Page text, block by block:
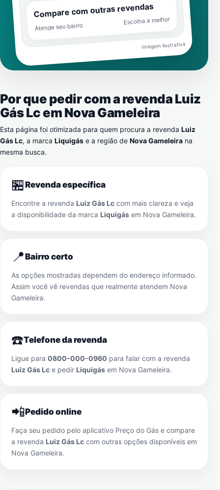
Compare com outras revendas
Atende seu bairro
Escolha a melhor
Imagem ilustrativa
Por que pedir com a revenda Luiz
Gás Lc emNova Gameleira
Esta página foi otimizada para quem procura a revenda Luiz
Gás Lc, a marca Liquigás e a região de Nova Gameleira na
mesma busca.
🏪Revenda específica
Encontre a revenda Luiz Gás Lc com mais clareza e veja
a disponibilidade da marca Liquigás em Nova Gameleira.
📍Bairro certo
As opções mostradas dependem do endereço informado.
Assim você vê revendas que realmente atendem Nova
Gameleira.
☎️Telefone da revenda
Ligue para 0800-000-0960 para falar com a revenda
Luiz Gás Lc e pedir Liquigás em Nova Gameleira.
📲Pedido online
Faça seu pedido pelo aplicativo Preço do Gás e compare
a revenda Luiz Gás Lc com outras opções disponíveis em
Nova Gameleira.